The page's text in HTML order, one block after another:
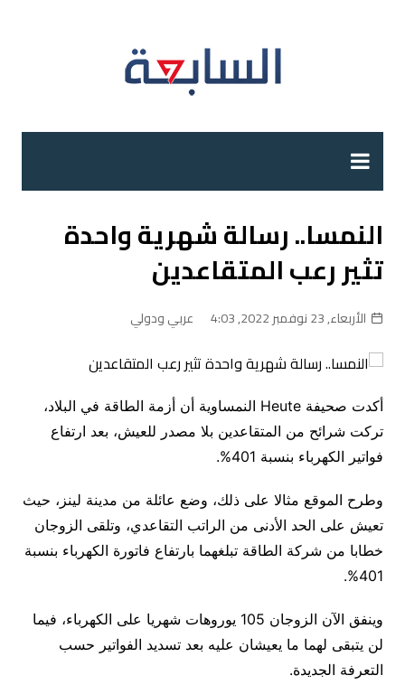
النمسا.. رسالة شهرية واحدة
تثير رعب المتقاعدين
الأربعاء, 23 نوفمبر 2022, 4:03 عربي ودولي
أكدت صحيفة Heute النمساوية أن أزمة الطاقة في البلاد،
تركت شرائح من المتقاعدين بلا مصدر للعيش، بعد ارتفاع
فواتير الكهرباء بنسبة 401%.
وطرح الموقع مثالا على ذلك، وضع عائلة من مدينة لينز، حيث
تعيش على الحد الأدنى من الراتب التقاعدي، وتلقى الزوجان
خطابا من شركة الطاقة تبلغهما بارتفاع فاتورة الكهرباء بنسبة
401%.
وينفق الآن الزوجان 105 يوروهات شهريا على الكهرباء، فيما
لن يتبقى لهما ما يعيشان عليه بعد تسديد الفواتير حسب
التعرفة الجديدة.